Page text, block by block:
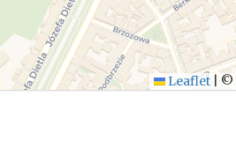
Leaflet ©